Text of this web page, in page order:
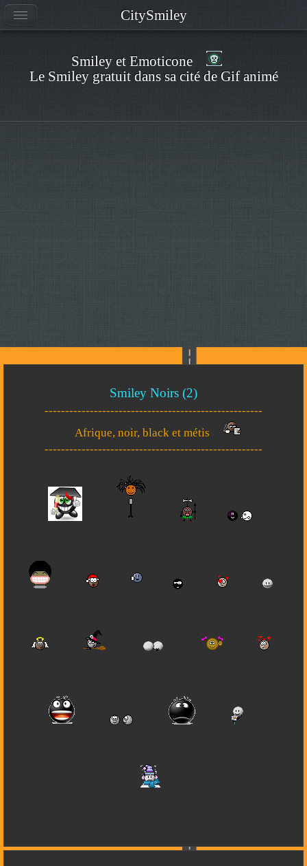
Smiley et Emoticone
Le Smiley gratuit dans sa cité de Gif animé
Smiley Noirs (2)
-----------------------------------------------------
Afrique, noir, black et métis
-----------------------------------------------------
CitySmiley